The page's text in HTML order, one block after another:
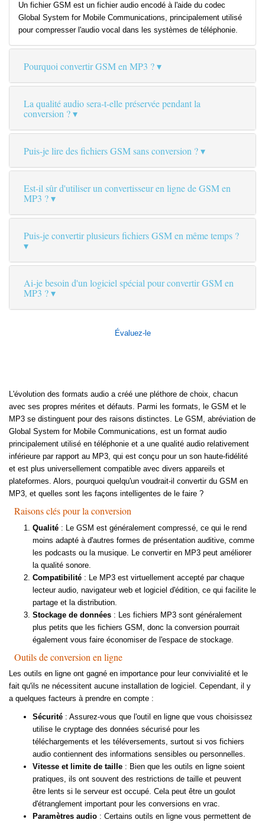
Un fichier GSM est un fichier audio encodé à l'aide du codec
Global System for Mobile Communications, principalement utilisé
pour compresser l'audio vocal dans les systèmes de téléphonie.
Pourquoi convertir GSM en MP3 ?
La qualité audio sera-t-elle préservée pendant la
conversion ?
Puis-je lire des fichiers GSM sans conversion ?
Est-il sûr d'utiliser un convertisseur en ligne de GSM en
MP3 ?
Puis-je convertir plusieurs fichiers GSM en même temps ?
Ai-je besoin d'un logiciel spécial pour convertir GSM en
MP3 ?
Évaluez-le
L'évolution des formats audio a créé une pléthore de choix, chacun
avec ses propres mérites et défauts. Parmi les formats, le GSM et le
MP3 se distinguent pour des raisons distinctes. Le GSM, abréviation de
Global System for Mobile Communications, est un format audio
principalement utilisé en téléphonie et a une qualité audio relativement
inférieure par rapport au MP3, qui est conçu pour un son haute-fidélité
et est plus universellement compatible avec divers appareils et
plateformes. Alors, pourquoi quelqu'un voudrait-il convertir du GSM en
MP3, et quelles sont les façons intelligentes de le faire ?
Raisons clés pour la conversion
Qualité : Le GSM est généralement compressé, ce qui le rend
moins adapté à d'autres formes de présentation auditive, comme
les podcasts ou la musique. Le convertir en MP3 peut améliorer
la qualité sonore.
Compatibilité : Le MP3 est virtuellement accepté par chaque
lecteur audio, navigateur web et logiciel d'édition, ce qui facilite le
partage et la distribution.
Stockage de données : Les fichiers MP3 sont généralement
plus petits que les fichiers GSM, donc la conversion pourrait
également vous faire économiser de l'espace de stockage.
Outils de conversion en ligne
Les outils en ligne ont gagné en importance pour leur convivialité et le
fait qu'ils ne nécessitent aucune installation de logiciel. Cependant, il y
a quelques facteurs à prendre en compte :
Sécurité : Assurez-vous que l'outil en ligne que vous choisissez
utilise le cryptage des données sécurisé pour les
téléchargements et les téléversements, surtout si vos fichiers
audio contiennent des informations sensibles ou personnelles.
Vitesse et limite de taille : Bien que les outils en ligne soient
pratiques, ils ont souvent des restrictions de taille et peuvent
être lents si le serveur est occupé. Cela peut être un goulot
d'étranglement important pour les conversions en vrac.
Paramètres audio : Certains outils en ligne vous permettent de